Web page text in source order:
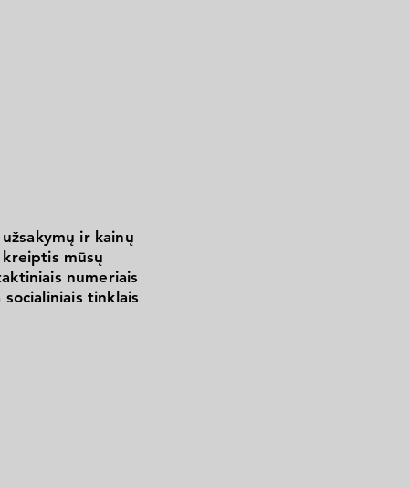
ir kainų
kreiptis mūsų
numeriais
socialiniais tinklais